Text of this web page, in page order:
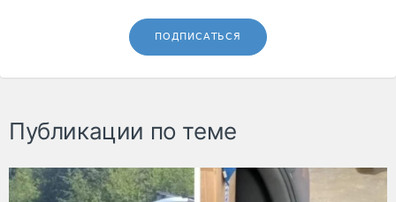
ПОДПИСАТЬСЯ
Публикации по теме